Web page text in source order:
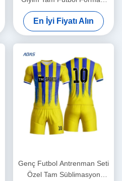
Kısa Kollu Üstler Tişört
Futbol Giyim Seti Erkek ve
Çocuk İçin
En İyi Fiyatı Alın
Genç Futbol Antrenman Seti
Özel Tam Süblimasyon